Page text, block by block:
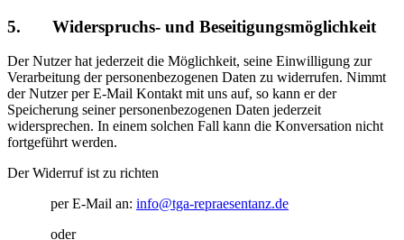
5. Widerspruchs- und Beseitigungsmöglichkeit
Der Nutzer hat jederzeit die Möglichkeit, seine Einwilligung zur
Verarbeitung der personenbezogenen Daten zu widerrufen. Nimmt
der Nutzer per E-Mail Kontakt mit uns auf, so kann er der
Speicherung seiner personenbezogenen Daten jederzeit
widersprechen. In einem solchen Fall kann die Konversation nicht
fortgeführt werden.
Der Widerruf ist zu richten
per E-Mail an: info@tga-repraesentanz.de
oder